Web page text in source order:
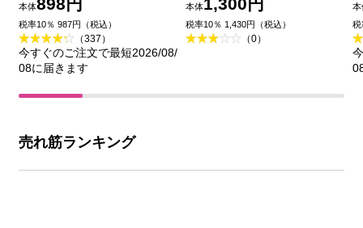
王
本体
税率10％ 987円（税込）
（337）
今すぐのご注文で最短2026/08/
08に届きます
品)
本体
税率10％ 1,430円（税込）
（0）
本
税
売れ筋ランキング